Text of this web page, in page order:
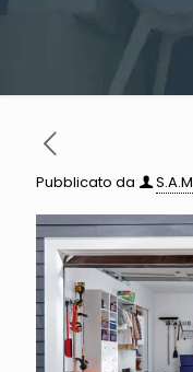
Pubblicato da S.A.M